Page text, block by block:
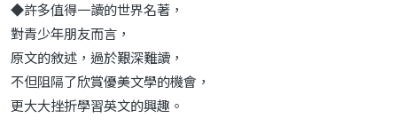
◆許多值得一讀的世界名著，
對青少年朋友而言，
原文的敘述，過於艱深難讀，
不但阻隔了欣賞優美文學的機會，
更大大挫折學習英文的興趣。